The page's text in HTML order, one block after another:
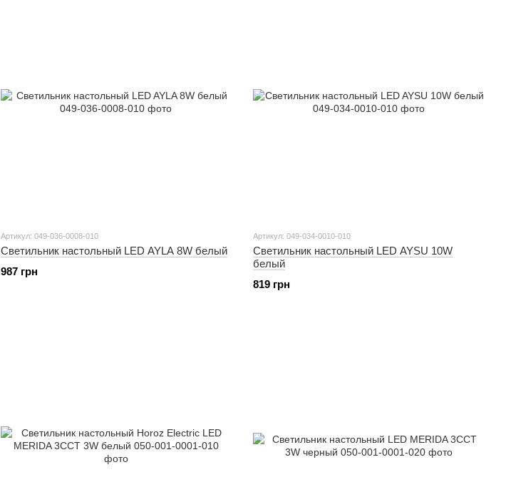
Артикул: 049-036-0008-010
Светильник настольный LED AYLA 8W белый
987 грн
Артикул: 049-034-0010-010
Светильник настольный LED AYSU 10W
белый
819 грн